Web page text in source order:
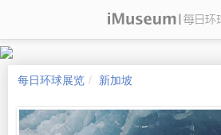
每日环球展览 新加坡